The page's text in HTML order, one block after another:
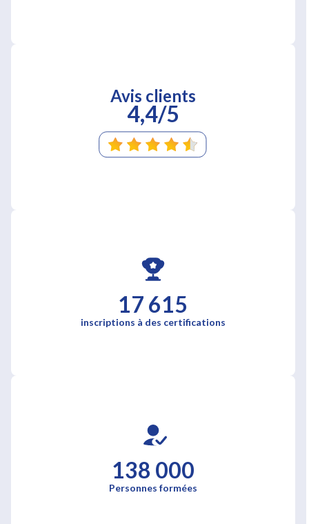
Avis clients
4,4/5
17 615
inscriptions à des certifications
138 000
Personnes formées